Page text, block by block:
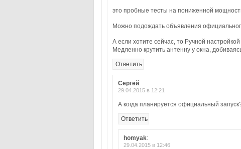
это пробные тесты на пониженной
Можно подождать объявления
А если хотите сейчас, то Ручной
Медленно крутить антенну у окна,
Ответить
Сергей:
29.04.2015 в 12:21
А когда планируется официальный
Ответить
homyak:
29.04.2015 в 12:46